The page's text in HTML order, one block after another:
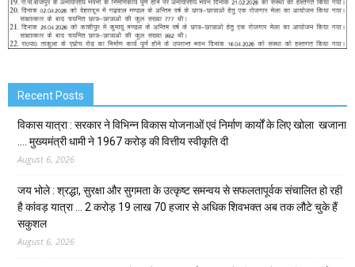
Recent Posts
विकास यात्रा : सरकार ने विभिन्न विकास योजनाओं एवं निर्माण कार्यों के लिए खोला खजाना
…. मुख्यमंत्री धामी ने ₹1967 करोड़ की वित्तीय स्वीकृति दी
August 6, 2026
जय भोले : श्रद्धा, सुरक्षा और सुगमता के उत्कृष्ट समन्वय से सफलतापूर्वक संचालित हो रही
है कांवड़ यात्रा … 2 करोड़ 19 लाख 70 हजार से अधिक शिवभक्त अब तक लौटे चुके हैं
सकुशल
August 6, 2026